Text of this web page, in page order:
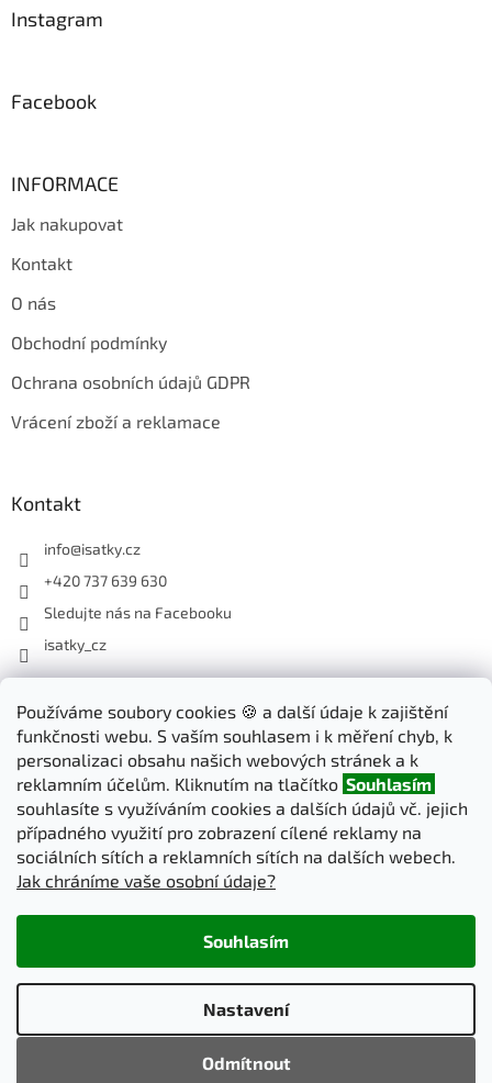
Používáme soubory cookies 🍪 a další údaje k zajištění
funkčnosti webu. S vaším souhlasem i k měření chyb, k
personalizaci obsahu našich webových stránek a k
reklamním účelům. Kliknutím na tlačítko Souhlasím
souhlasíte s využíváním cookies a dalších údajů vč. jejich
případného využití pro zobrazení cílené reklamy na
sociálních sítích a reklamních sítích na dalších webech.
Jak chráníme vaše osobní údaje?
Nastavení
Odmítnout
Souhlasím
Instagram
Facebook
INFORMACE
Jak nakupovat
Kontakt
O nás
Obchodní podmínky
Ochrana osobních údajů GDPR
Vrácení zboží a reklamace
Kontakt
info@isatky.cz
+420 737 639 630
Sledujte nás na Facebooku
isatky_cz
Odebírat newsletter
Vložte svůj e-mail a my vám budeme zasílat informace o nových
produktech na našem e-shopu.
E-mail
PŘIHLÁSIT SE
nastavení cookies